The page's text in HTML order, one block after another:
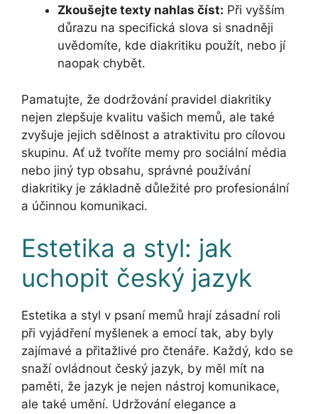
Zkoušejte texty nahlas číst: Při vyšším
důrazu na specifická slova si snadněji
uvědomíte, kde diakritiku použít, nebo jí
naopak chybět.
Pamatujte, že dodržování pravidel diakritiky
nejen zlepšuje kvalitu vašich memů, ale také
zvyšuje jejich sdělnost a atraktivitu pro cílovou
skupinu. Ať už tvoříte memy pro sociální média
nebo jiný typ obsahu, správné používání
diakritiky je základně důležité pro profesionální
a účinnou komunikaci.
Estetika a styl: jak
uchopit český jazyk
Estetika a styl v psaní memů hrají zásadní roli
při vyjádření myšlenek a emocí tak, aby byly
zajímavé a přitažlivé pro čtenáře. Každý, kdo se
snaží ovládnout český jazyk, by měl mít na
paměti, že jazyk je nejen nástroj komunikace,
ale také umění. Udržování elegance a